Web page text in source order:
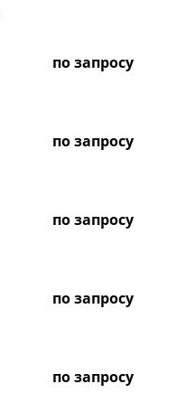
по запросу
по запросу
по запросу
по запросу
по запросу